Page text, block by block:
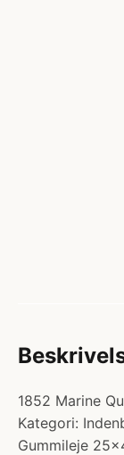
1852 Marine
Kategori:
Gummileje